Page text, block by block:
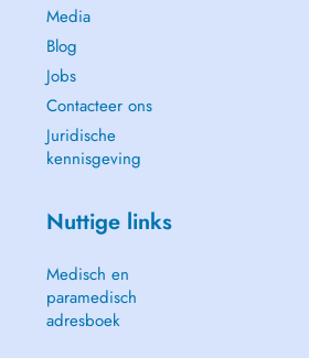
Media
Blog
Jobs
Contacteer ons
Juridische
kennisgeving
Nuttige links
Medisch en
paramedisch
adresboek